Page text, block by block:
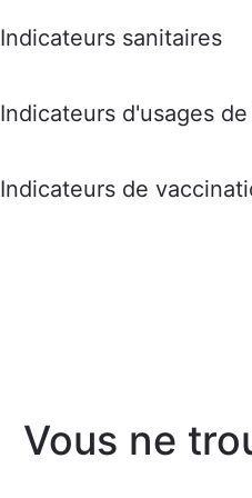
Indicateurs sanitaires
Indicateurs d'usages
Indicateurs de
Vous ne